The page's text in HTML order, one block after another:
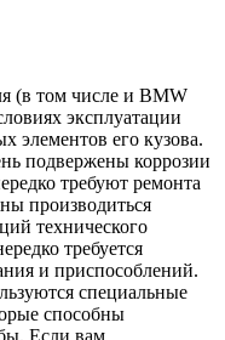
(в том числе и BMW
эксплуатации
элементов его кузова.
подвержены коррозии
требуют ремонта
производиться
технического
требуется
и приспособлений.
специальные
способны
Если вам